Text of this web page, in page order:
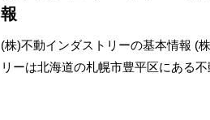
報
(株)不動インダストリーの基本情報 (
リーは北海道の札幌市豊平区にある